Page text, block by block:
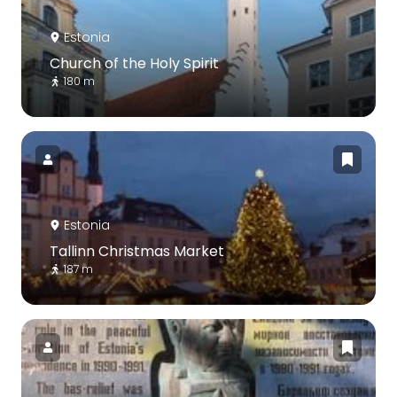
Estonia
Church of the Holy Spirit
180 m
Estonia
Tallinn Christmas Market
187 m